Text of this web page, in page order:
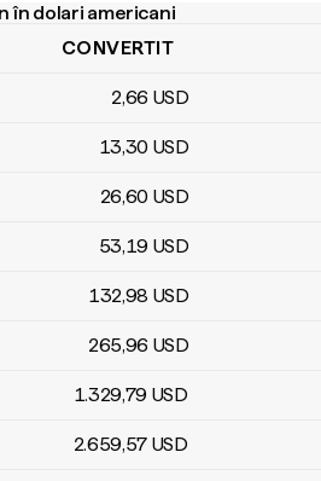
în dolari americani
dolari americani
CONVERTIT
2,66 USD
13,30 USD
26,60 USD
53,19 USD
132,98 USD
265,96 USD
1.329,79 USD
2.659,57 USD